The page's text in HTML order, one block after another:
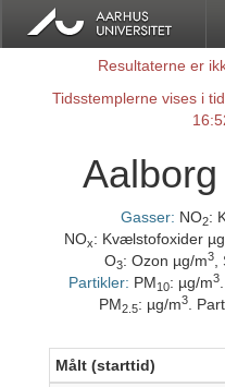
Resultaterne er
Tidsstemplerne vises i
Gasser: NO2:
NOx: Kvælstofoxider
O3: Ozon µg/m3
Partikler: PM10: µg/m3
PM2.5: µg/m3 .
Målt (starttid)